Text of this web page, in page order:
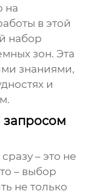
на
в этой
набор
зон. Эта
знаниями,
и
запросом
– это не
– выбор
не только